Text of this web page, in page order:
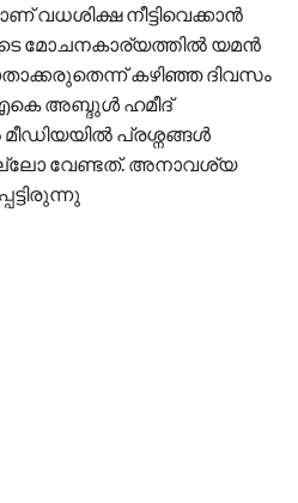
നീട്ടിവെക്കാൻ
മോചനകാര്യത്തില്‍ യമന്‍
കഴിഞ്ഞ ദിവസം
അബ്ദുള്‍ ഹമീദ്
പ്രശ്നങ്ങള്‍
വേണ്ടത്. അനാവശ്യ